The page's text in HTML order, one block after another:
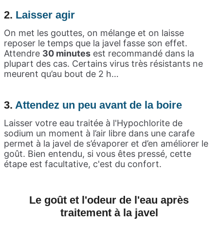
2. Laisser agir
On met les gouttes, on mélange et on laisse
reposer le temps que la javel fasse son effet.
Attendre 30 minutes est recommandé dans la
plupart des cas. Certains virus très résistants ne
meurent qu’au bout de 2 h…
3. Attendez un peu avant de la boire
Laisser votre eau traitée à l'Hypochlorite de
sodium un moment à l’air libre dans une carafe
permet à la javel de s’évaporer et d’en améliorer le
goût. Bien entendu, si vous êtes pressé, cette
étape est facultative, c'est du confort.
Le goût et l'odeur de l'eau après
traitement à la javel